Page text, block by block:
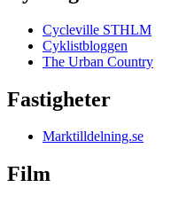
Cycleville STHLM
Cyklistbloggen
The Urban Country
Fastigheter
Marktilldelning.se
Film